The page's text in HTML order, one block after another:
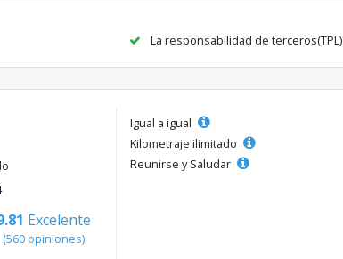
La responsabilidad de terceros(TPL)
Excelente
(560 opiniones)
Igual a igual
Kilometraje ilimitado
Reunirse y Saludar